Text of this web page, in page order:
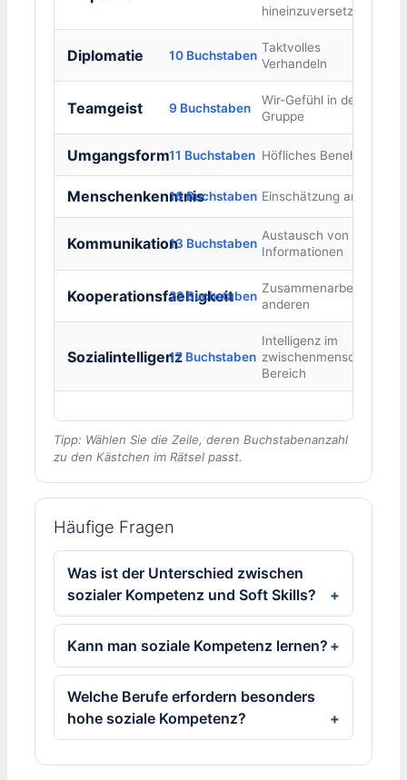
hineinzuversetzen
Diplomatie 10 Buchstaben
Taktvolles
Verhandeln
Teamgeist 9 Buchstaben
Wir-Gefühl in der
Gruppe
Umgangsform11 Buchstaben Höfliches Benehmen
Menschenkenntnis16 Buchstaben Einschätzung anderer
Kommunikation13 Buchstaben
Austausch von
Informationen
Kooperationsfaehigkeit
22 Buchstaben
Zusammenarbeit mit
anderen
Sozialintelligenz17 Buchstaben
Intelligenz im
zwischenmenschlichen
Bereich
Tipp: Wählen Sie die Zeile, deren Buchstabenanzahl
zu den Kästchen im Rätsel passt.
Häufige Fragen
Was ist der Unterschied zwischen
sozialer Kompetenz und Soft Skills?
Kann man soziale Kompetenz lernen?
Welche Berufe erfordern besonders
hohe soziale Kompetenz?